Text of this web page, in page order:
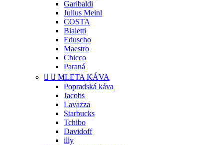
Garibaldi
Julius Meinl
COSTA
Bialetti
Eduscho
Maestro
Chicco
Paraná
  MLETA KÁVA
Popradská káva
Jacobs
Lavazza
Starbucks
Tchibo
Davidoff
illy